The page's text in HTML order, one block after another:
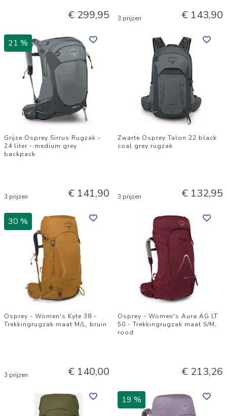
€ 299,95 3 prijzen € 143,90
21 %
Grijze Osprey Sirrus Rugzak -
24 liter - medium grey
backpack
3 prijzen € 141,90
Zwarte Osprey Talon 22 black
coal grey rugzak
3 prijzen € 132,95
30 %
Osprey - Women's Kyte 38 -
Trekkingrugzak maat M/L, bruin
3 prijzen € 140,00
Osprey - Women's Aura AG LT
50 - Trekkingrugzak maat S/M,
rood
€ 213,26
19 %